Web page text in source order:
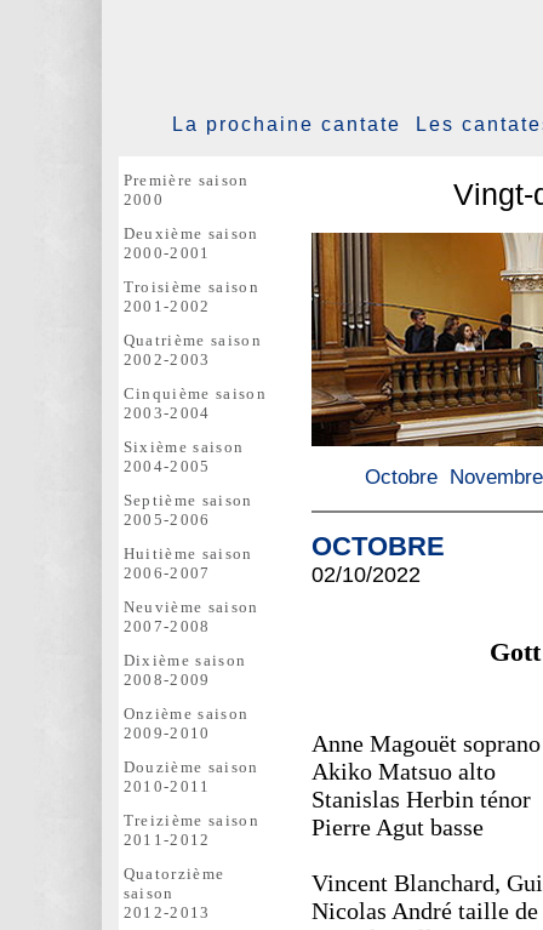
La prochaine cantate Les
Première saison
2000
Deuxième saison
2000-2001
Troisième saison
2001-2002
Quatrième saison
2002-2003
Cinquième saison
2003-2004
Sixième saison
2004-2005
Septième saison
2005-2006
Huitième saison
2006-2007
Neuvième saison
2007-2008
Dixième saison
2008-2009
Onzième saison
2009-2010
Douzième saison
2010-2011
Treizième saison
2011-2012
Quatorzième
saison
2012-2013
Vingt-
Octobre Novembre
OCTOBRE
02/10/2022
Anne Magouët soprano
Akiko Matsuo alto
Stanislas Herbin ténor
Pierre Agut basse
Vincent Blanchard,
Nicolas André taille de